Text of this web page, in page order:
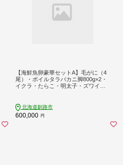
【海鮮魚卵豪華セットA】毛がに（4
尾）・ボイルタラバカニ脚800g×2・
イクラ・たらこ・明太子・ズワイ蟹
北海道釧路市
600,000 円